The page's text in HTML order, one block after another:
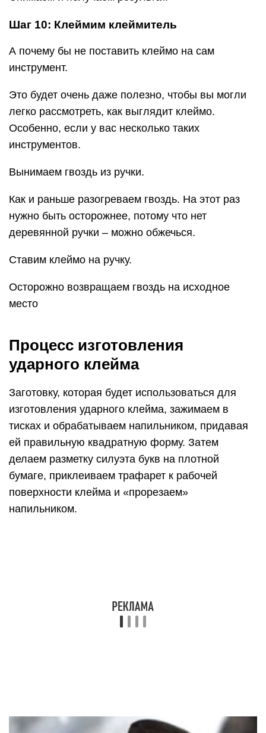
Шаг 10: Клеймим клеймитель
А почему бы не поставить клеймо на сам
инструмент.
Это будет очень даже полезно, чтобы вы могли
легко рассмотреть, как выглядит клеймо.
Особенно, если у вас несколько таких
инструментов.
Вынимаем гвоздь из ручки.
Как и раньше разогреваем гвоздь. На этот раз
нужно быть осторожнее, потому что нет
деревянной ручки – можно обжечься.
Ставим клеймо на ручку.
Осторожно возвращаем гвоздь на исходное
место
Процесс изготовления
ударного клейма
Заготовку, которая будет использоваться для
изготовления ударного клейма, зажимаем в
тисках и обрабатываем напильником, придавая
ей правильную квадратную форму. Затем
делаем разметку силуэта букв на плотной
бумаге, приклеиваем трафарет к рабочей
поверхности клейма и «прорезаем»
напильником.